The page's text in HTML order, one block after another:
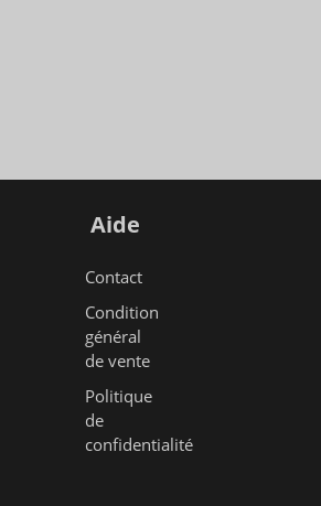
Aide
Contact
Condition
général
de vente
Politique
de
confidentialité